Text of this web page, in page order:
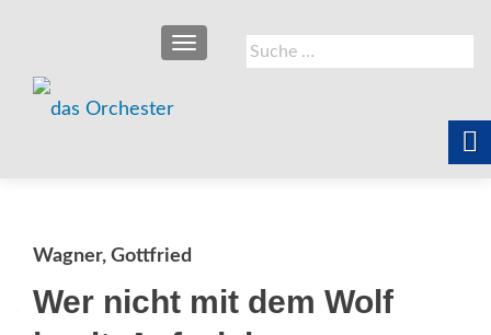
Suche
nach:
SCHALTE NAVIGATION
Wagner, Gottfried
Wer nicht mit dem Wolf